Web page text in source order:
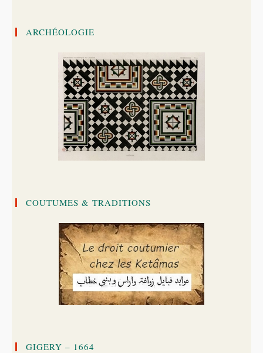
ARCHÉOLOGIE
COUTUMES & TRADITIONS
GIGERY – 1664